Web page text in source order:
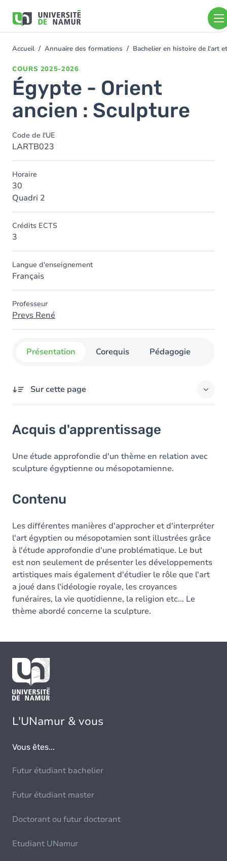
contenu
You
here
Accueil Annuaire des formations Bachelier en histoire de l'art
COURS 2025-2026
Égypte - Orient
ancien : Sculpture
Code de l'UE
LARTB023
Horaire
30
Quadri 2
Crédits ECTS
3
Langue d'enseignement
Français
Professeur
Preys René
Présentation Corequis Pédagogie
Sur cette page
Contenu
Acquis d'apprentissage
Une étude approfondie d'un thème en relation avec
sculpture égyptienne ou mésopotamienne.
Contenu
Les différentes manières d'approcher et d'interpréter
l'art égyptien ou mésopotamien sont illustrées grâce
à l'étude approfondie d'une problématique. Le but
est non seulement de présenter les développements
artistiques mais également d'étudier le rôle que l'art
a joué dans l'idéologie royale, les croyances
funéraires, la vie quotidienne, la religion etc... Le
thème abordé concerne la sculpture.
L'UNamur & vous
Vous êtes...
Futur étudiant bachelier
Futur étudiant master
Doctorant ou futur doctorant
Etudiant UNamur